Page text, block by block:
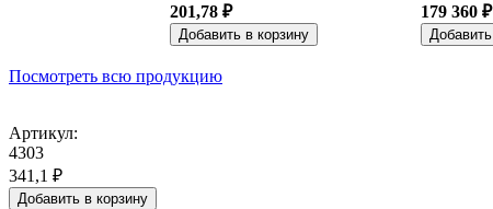
201,78 ₽
179 360 ₽
Посмотреть всю продукцию
Артикул:
4303
341,1 ₽